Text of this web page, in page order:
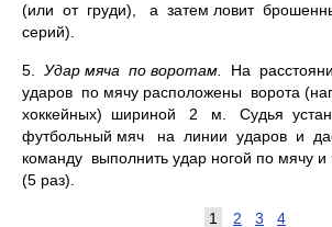
(или от груди), а затем ловит
серий).
5. Удар мяча по воротам. На
ударов по мячу расположены ворота
хоккейных) шириной 2 м. Судья
футбольный мяч на линии ударов и
команду выполнить удар ногой по мячу и
(5 раз).
1 2 3 4